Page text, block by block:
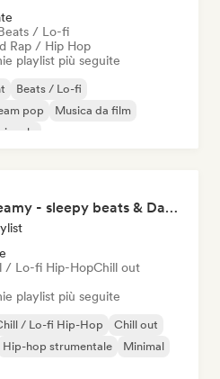
/ Lo-fi
Rap / Hip Hop
playlist più seguite
Beats / Lo-fi
pop
Musica da film
Lofi, chill, dreamy - sleepy beats & Dark Ambient
/ Lo-fi Hip-HopChill out
playlist più seguite
/ Lo-fi Hip-Hop
Chill out
Hip-hop strumentale
Minimal